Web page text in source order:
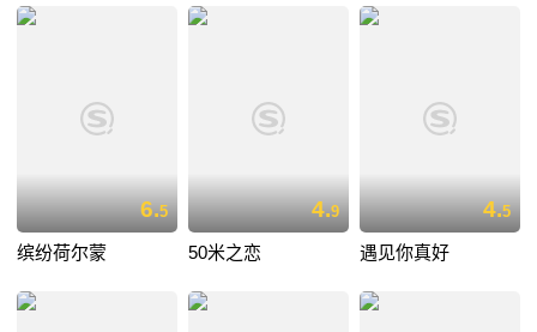
6.5
缤纷荷尔蒙
4.9
50米之恋
4.5
遇见你真好